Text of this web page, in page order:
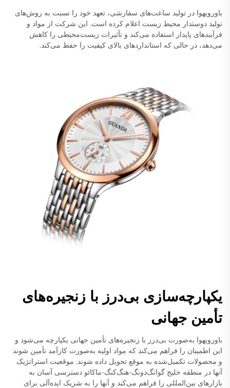
باورویهوا در تولید ساعت‌های سفارشی، تعهد خود را نسبت به روش‌های
تولید دوستدار محیط زیست اعلام کرده است. این شرکت از مواد و
فرآیندهای پایدار استفاده می‌کند و تأثیرات زیست‌محیطی را کاهش
می‌دهد، در حالی که استانداردهای بالای کیفیت را حفظ می‌کند.
یکپارچه‌سازی بی‌درز با زنجیره‌های
تأمین جهانی
باورویهوا به‌صورت بی‌درز با زنجیره‌های تأمین جهانی یکپارچه می‌شود و
این اطمینان را فراهم می‌کند که مواد اولیه به‌صورت کارآمد تأمین شوند
و محصولات تکمیل‌شده به موقع تحویل داده شوند. موقعیت استراتژیک
آنها در منطقه خلیج گوانگ‌دونگ-هنگ‌کنگ-ماکائو دسترسی آسان به
بازارهای بین‌المللی را فراهم می‌کند و آنها را به شریک ایده‌آلی برای